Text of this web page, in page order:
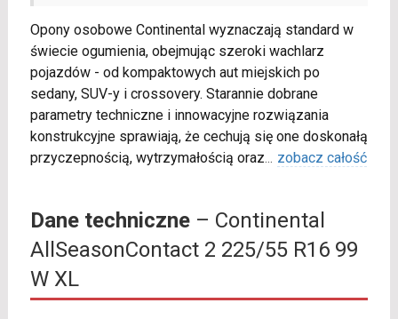
Opony osobowe Continental wyznaczają standard w
świecie ogumienia, obejmując szeroki wachlarz
pojazdów - od kompaktowych aut miejskich po
sedany, SUV-y i crossovery. Starannie dobrane
parametry techniczne i innowacyjne rozwiązania
konstrukcyjne sprawiają, że cechują się one doskonałą
przyczepnością, wytrzymałością oraz... zobacz całość
Dane techniczne– Continental
AllSeasonContact 2 225/55 R16 99
W XL